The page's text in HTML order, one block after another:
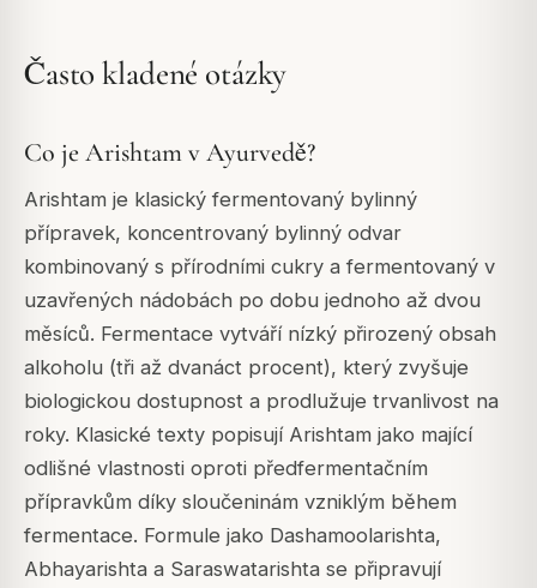
Často kladené otázky
Co je Arishtam v Ayurvedě?
Arishtam je klasický fermentovaný bylinný
přípravek, koncentrovaný bylinný odvar
kombinovaný s přírodními cukry a fermentovaný v
uzavřených nádobách po dobu jednoho až dvou
měsíců. Fermentace vytváří nízký přirozený obsah
alkoholu (tři až dvanáct procent), který zvyšuje
biologickou dostupnost a prodlužuje trvanlivost na
roky. Klasické texty popisují Arishtam jako mající
odlišné vlastnosti oproti předfermentačním
přípravkům díky sloučeninám vzniklým během
fermentace. Formule jako Dashamoolarishta,
Abhayarishta a Saraswatarishta se připravují